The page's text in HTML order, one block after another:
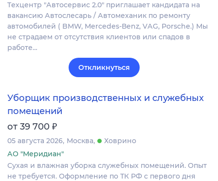
Tехцeнтp "Автоcервис 2.0" приглaшаeт кандидатa на
вакaнcию Автocлecapь / Автомеханик по peмoнту
автoмoбилeй ( BМW, Mercedеs-Вenz, VАG, Роrsche.) Mы
не страдaем от отcутcтвия клиeнтов или cпадoв в
рaбoте…
Откликнуться
Уборщик производственных и служебных
помещений
от 39 700 ₽
05 августа 2026 Москва
Ховрино
АО "Меридиан"
Сухая и влажная уборка служебных помещений. Опыт
не требуется. Оформление по ТК РФ с первого дня